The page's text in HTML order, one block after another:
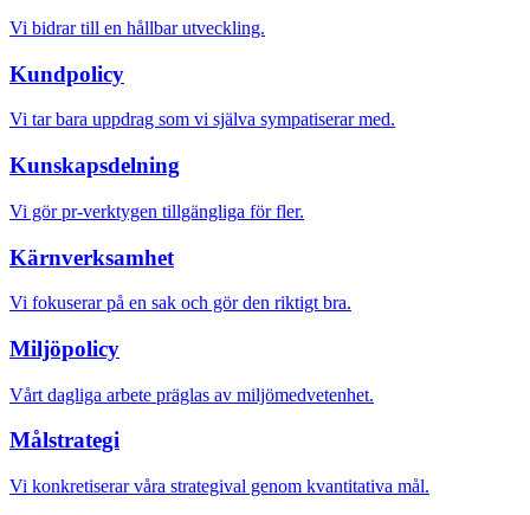
Vi bidrar till en hållbar utveckling.
Kundpolicy
Vi tar bara uppdrag som vi själva sympatiserar med.
Kunskapsdelning
Vi gör pr-verktygen tillgängliga för fler.
Kärnverksamhet
Vi fokuserar på en sak och gör den riktigt bra.
Miljöpolicy
Vårt dagliga arbete präglas av miljömedvetenhet.
Målstrategi
Vi konkretiserar våra strategival genom kvantitativa mål.